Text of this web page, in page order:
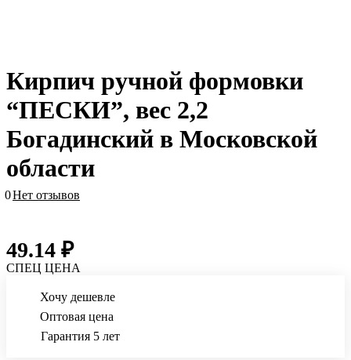
Кирпич ручной формовки
“ПЕСКИ”, вес 2,2
Богадинский в Московской
области
0Нет отзывов
49.14 ₽
СПЕЦ ЦЕНА
Хочу дешевле
Оптовая цена
Гарантия 5 лет